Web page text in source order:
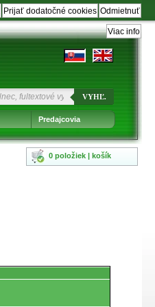
Odmietnuť
Prijať dodatočné cookies
Viac info
VYHĽ.
Predajcovia
0 položiek | košík